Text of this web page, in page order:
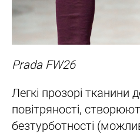
Prada FW26
Легкі прозорі
повітряності,
безтурботності